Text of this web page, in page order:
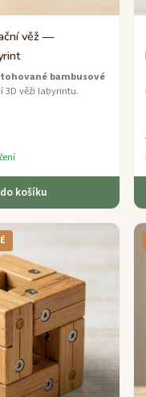
věž —
bambusové
věži labyrintu.
košíku